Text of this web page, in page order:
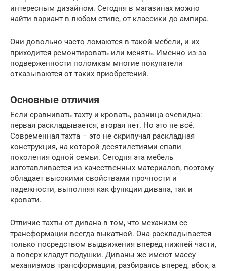
интересным дизайном. Сегодня в магазинах можно
найти вариант в любом стиле, от классики до ампира.
Они довольно часто ломаются в такой мебели, и их
приходится ремонтировать или менять. Именно из-за
подверженности поломкам многие покупатели
отказываются от таких приобретений.
Основные отличия
Если сравнивать тахту и кровать, разница очевидна:
первая раскладывается, вторая нет. Но это не всё.
Современная тахта – это не скрипучая раскладная
конструкция, на которой десятилетиями спали
поколения одной семьи. Сегодня эта мебель
изготавливается из качественных материалов, поэтому
обладает высокими свойствами прочности и
надежности, выполняя как функции дивана, так и
кровати.
Отличие тахты от дивана в том, что механизм ее
трансформации всегда выкатной. Она раскладывается
только посредством выдвижения вперед нижней части,
а поверх кладут подушки. Диваны же имеют массу
механизмов трансформации, разбираясь вперед, вбок, а